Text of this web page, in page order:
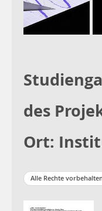
des
Ort:
Alle Rechte vorbehalten